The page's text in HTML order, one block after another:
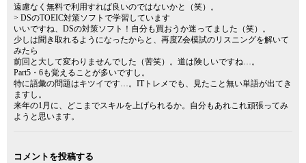
遠慮なく無料で利用すれば良いのではないかと（笑）。
> DSのTOEIC対策ソフトで学習しています
いいですね、DSの対策ソフト！自分も買おうか迷ってました（笑）。
少しは聞き取れるようになったからと、再度Z会模試のリスニングを解いて
みたら
前回と大して変わりませんでした（苦笑）。道は険しいですね…。
Part5・6も覚えることが多いですし。
特に語彙の問題はキツイです…。ITトレメでも、見たこと無い単語が出てき
ますし。
来年の1月に、どこまでスキルを上げられるか。自分もあれこれ頑張ってみ
ようと思います。
コメントを投稿する